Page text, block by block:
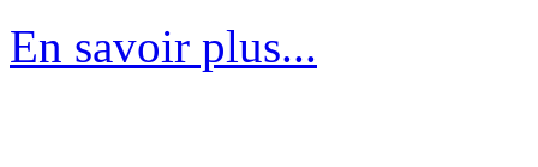
En savoir plus...